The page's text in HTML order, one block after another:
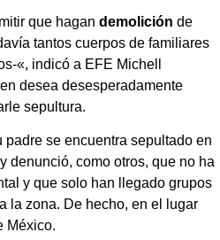
que hagan demolición de
tantos cuerpos de familiares
«, indicó a EFE Michell
desea desesperadamente
sepultura.
se encuentra sepultado en
denunció, como otros, que no ha
y que solo han llegado grupos
la zona. De hecho, en el lugar
México.